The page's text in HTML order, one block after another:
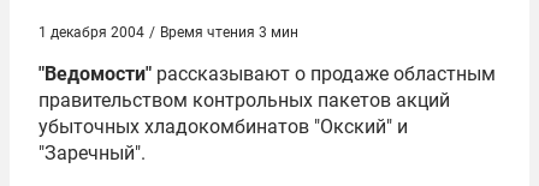
1 декабря 2004 / Время чтения 3 мин
"Ведомости" рассказывают о продаже областным
правительством контрольных пакетов акций
убыточных хладокомбинатов "Окский" и
"Заречный".